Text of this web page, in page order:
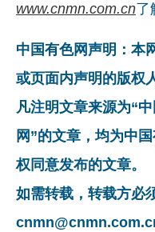
www.cnmn.com.cn了
中国有色网声明：本
或页面内声明的版权
凡注明文章来源为“
网”的文章，均为中
权同意发布的文章。
如需转载，转载方必